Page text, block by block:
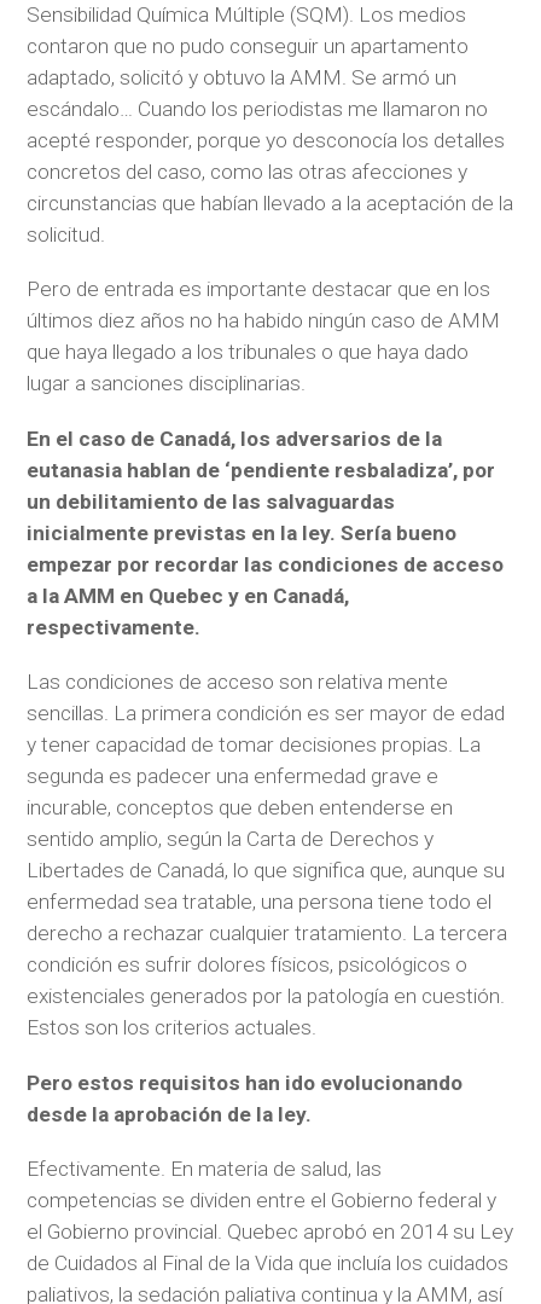
Sensibilidad Química Múltiple (SQM). Los medios
contaron que no pudo conseguir un apartamento
adaptado, solicitó y obtuvo la AMM. Se armó un
escándalo… Cuando los periodistas me llamaron no
acepté responder, porque yo desconocía los detalles
concretos del caso, como las otras afecciones y
circunstancias que habían llevado a la aceptación de la
solicitud.
Pero de entrada es importante destacar que en los
últimos diez años no ha habido ningún caso de AMM
que haya llegado a los tribunales o que haya dado
lugar a sanciones disciplinarias.
En el caso de Canadá, los adversarios de la
eutanasia hablan de ‘pendiente resbaladiza’, por
un debilitamiento de las salvaguardas
inicialmente previstas en la ley. Sería bueno
empezar por recordar las condiciones de acceso
a la AMM en Quebec y en Canadá,
respectivamente.
Las condiciones de acceso son relativa mente
sencillas. La primera condición es ser mayor de edad
y tener capacidad de tomar decisiones propias. La
segunda es padecer una enfermedad grave e
incurable, conceptos que deben entenderse en
sentido amplio, según la Carta de Derechos y
Libertades de Canadá, lo que significa que, aunque su
enfermedad sea tratable, una persona tiene todo el
derecho a rechazar cualquier tratamiento. La tercera
condición es sufrir dolores físicos, psicológicos o
existenciales generados por la patología en cuestión.
Estos son los criterios actuales.
Pero estos requisitos han ido evolucionando
desde la aprobación de la ley.
Efectivamente. En materia de salud, las
competencias se dividen entre el Gobierno federal y
el Gobierno provincial. Quebec aprobó en 2014 su Ley
de Cuidados al Final de la Vida que incluía los cuidados
paliativos, la sedación paliativa continua y la AMM, así